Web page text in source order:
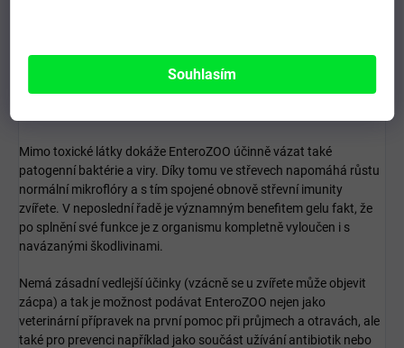
Souhlasím
Díky adsorpčním schopnostem je přípravek schopen vázat na
sebe škodlivé látky a toxiny, takzvaně organismus zbaví
intoxikace z různých příčin a umožňuje velmi rychle zlepšit stav
Mimo toxické látky dokáže EnteroZOO účinně vázat také
patogenní baktérie a viry. Díky tomu ve střevech napomáhá růstu
normální mikroflóry a s tím spojené obnově střevní imunity
zvířete. V neposlední řadě je významným benefitem gelu fakt, že
po splnění své funkce je z organismu kompletně vyloučen i s
navázanými škodlivinami.
Nemá zásadní vedlejší účinky (vzácně se u zvířete může objevit
zácpa) a tak je možnost podávat EnteroZOO nejen jako
veterinární přípravek na první pomoc při průjmech a otravách, ale
také pro prevenci například jako součást užívání antibiotik nebo